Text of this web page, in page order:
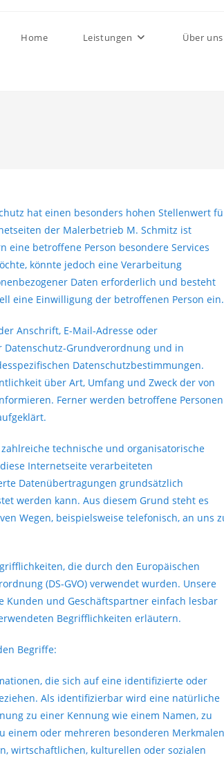
Home Leistungen Über uns
hat einen besonders hohen Stellenwert
der Malerbetrieb M. Schmitz ist
eine betroffene Person besondere Services
könnte jedoch eine Verarbeitung
Daten erforderlich und besteht
eine Einwilligung der betroffenen Person ein.
Anschrift, E-Mail-Adresse oder
Grundverordnung und in
Datenschutzbestimmungen.
über Art, Umfang und Zweck der von
Ferner werden betroffene Personen
technische und organisatorische
Internetseite verarbeiteten
Datenübertragungen grundsätzlich
werden kann. Aus diesem Grund steht es
Wegen, beispielsweise telefonisch, an uns
die durch den Europäischen
(DS-GVO) verwendet wurden. Unsere
und Geschäftspartner einfach lesbar
Begrifflichkeiten erläutern.
Begriffe:
die sich auf eine identifizierte oder
Als identifizierbar wird eine natürliche
zu einer Kennung wie einem Namen, zu
einem oder mehreren besonderen
wirtschaftlichen, kulturellen oder sozialen